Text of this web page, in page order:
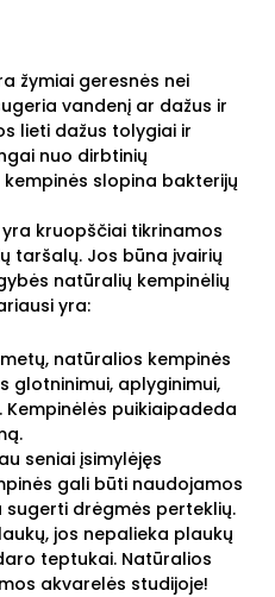
žymiai geresnės nei
vandenį ar dažus ir
lieti dažus tolygiai ir
nuo dirbtinių
slopina bakterijų
kruopščiai tikrinamos
taršalų. Jos būna įvairių
natūralių kempinėlių
yra:
natūralios kempinės
glotninimui, aplyginimui,
puikiaipadeda
seniai įsimylėjęs
gali būti naudojamos
drėgmės perteklių.
jos nepalieka plaukų
teptukai. Natūralios
akvarelės studijoje!